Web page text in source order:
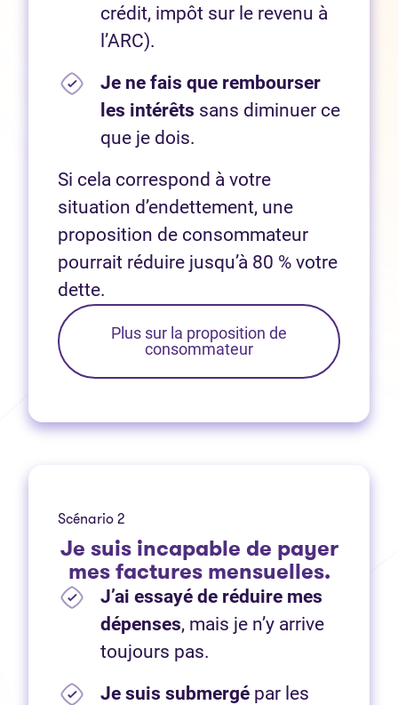
crédit, impôt sur le revenu à
l’ARC).
Je ne fais que rembourser
les intérêts sans diminuer ce
que je dois.
Si cela correspond à votre
situation d’endettement, une
proposition de consommateur
pourrait réduire jusqu’à 80 % votre
dette.
Plus sur la proposition de
consommateur
Scénario 2
Je suis incapable de payer
mes factures mensuelles.
J’ai essayé de réduire mes
dépenses, mais je n’y arrive
toujours pas.
Je suis submergé par les